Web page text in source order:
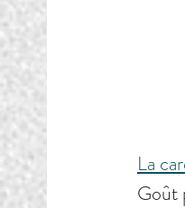
La
Goût